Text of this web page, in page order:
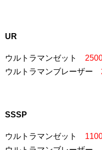
UR
ウルトラマンゼット
ウルトラマンブレーザー
SSSP
ウルトラマンゼット